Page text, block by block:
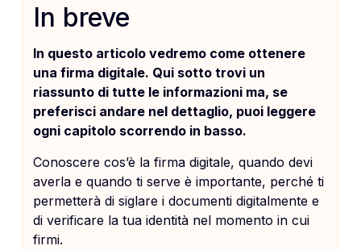
In breve
In questo articolo vedremo come ottenere
una firma digitale. Qui sotto trovi un
riassunto di tutte le informazioni ma, se
preferisci andare nel dettaglio, puoi leggere
ogni capitolo scorrendo in basso.
Conoscere cos’è la firma digitale, quando devi
averla e quando ti serve è importante, perché ti
permetterà di siglare i documenti digitalmente e
di verificare la tua identità nel momento in cui
firmi.